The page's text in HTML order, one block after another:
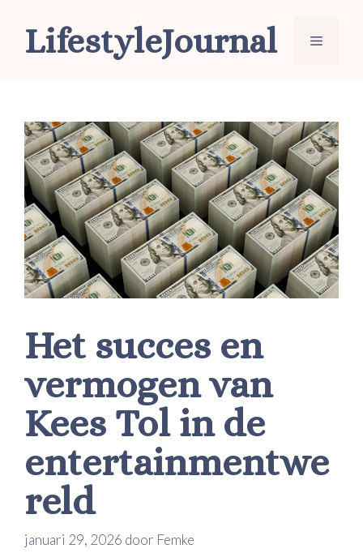
LifestyleJournal Menu
Het succes en
vermogen van
Kees Tol in de
entertainmentwe
reld
januari 29, 2026 door Femke